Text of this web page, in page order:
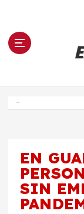
n El
EN
SIN